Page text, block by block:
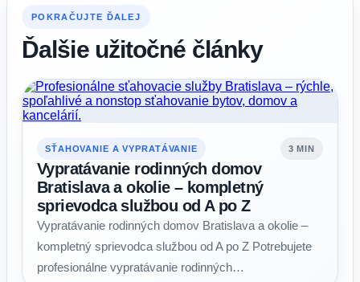
POKRAČUJTE ĎALEJ
Ďalšie užitočné články
SŤAHOVANIE A VYPRATÁVANIE 3 MIN
Vypratávanie rodinných domov
Bratislava a okolie – kompletný
sprievodca službou od A po Z
Vypratávanie rodinných domov Bratislava a okolie –
kompletný sprievodca službou od A po Z Potrebujete
profesionálne vypratávanie rodinných…